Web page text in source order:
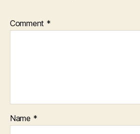
Comment *
Name *